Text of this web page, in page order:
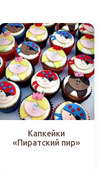
Капкейки
«Пиратский пир»